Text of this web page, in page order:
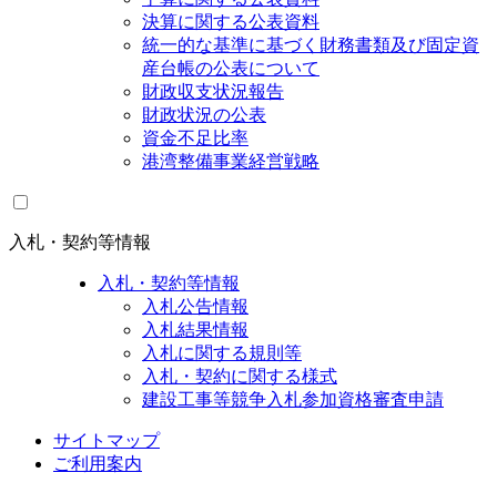
決算に関する公表資料
統一的な基準に基づく財務書類及び固定資
産台帳の公表について
財政収支状況報告
財政状況の公表
資金不足比率
港湾整備事業経営戦略
入札・契約等情報
入札・契約等情報
入札公告情報
入札結果情報
入札に関する規則等
入札・契約に関する様式
建設工事等競争入札参加資格審査申請
サイトマップ
ご利用案内